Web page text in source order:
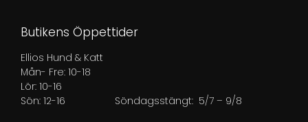
Butikens Öppettider
Ellios Hund & Katt
Mån- Fre: 10-18
Lör: 10-16
Sön: 12-16 Söndagsstängt: 5/7 – 9/8